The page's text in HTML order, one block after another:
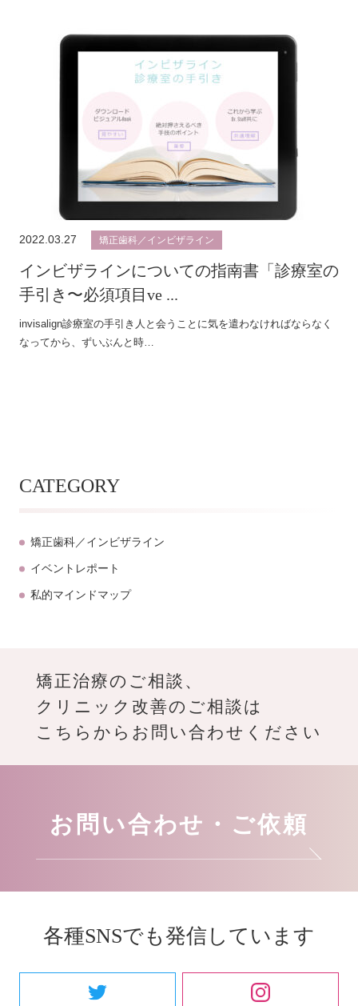
2022.03.27 矯正歯科／インビザライン
インビザラインについての指南書「診療室の
手引き〜必須項目ve ...
invisalign診療室の手引き人と会うことに気を遣わなければならなく
なってから、ずいぶんと時…
CATEGORY
矯正歯科／インビザライン
イベントレポート
私的マインドマップ
矯正治療のご相談、
クリニック改善のご相談は
こちらからお問い合わせください
お問い合わせ・ご依頼
各種SNSでも発信しています